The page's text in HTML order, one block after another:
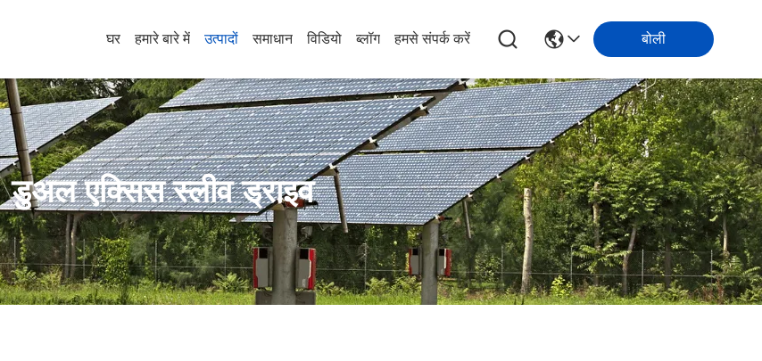
घर हमारे बारे में उत्पादों समाधान विडियो ब्लॉग हमसे संपर्क करें बोली
डुअल एक्सिस स्लीव ड्राइव